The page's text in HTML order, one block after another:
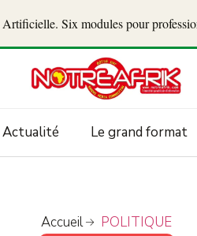
Six modules pour
Actualité Le grand format
Accueil POLITIQUE